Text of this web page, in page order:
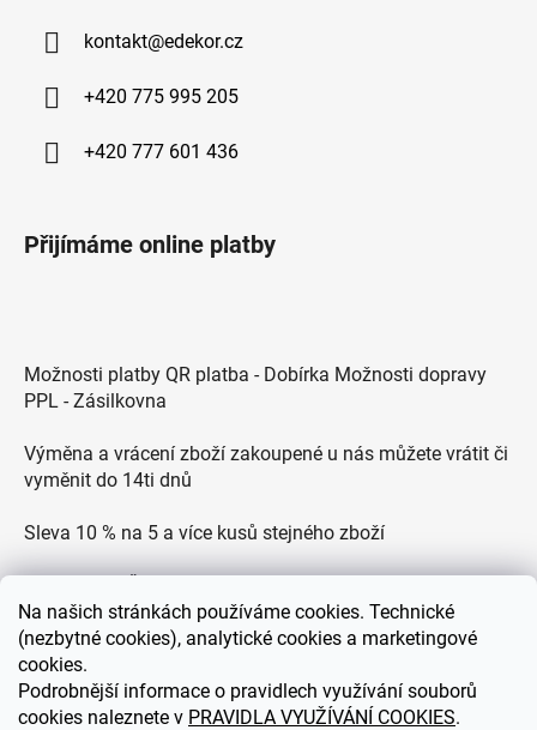
Na našich stránkách používáme cookies. Technické
(nezbytné cookies), analytické cookies a marketingové
cookies.
Podrobnější informace o pravidlech využívání souborů
cookies naleznete v PRAVIDLA VYUŽÍVÁNÍ COOKIES.
kontakt@edekor.cz
+420 775 995 205
+420 777 601 436
Přijímáme online platby
Možnosti platby QR platba - Dobírka Možnosti dopravy
PPL - Zásilkovna
Výměna a vrácení zboží zakoupené u nás můžete vrátit či
vyměnit do 14ti dnů
Sleva 10 % na 5 a více kusů stejného zboží
Zákaznická podpora každý všední den od 9.00 do 18.00
hodin